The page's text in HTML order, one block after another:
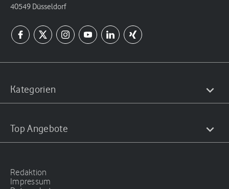
40549 Düsseldorf
Kategorien
Top Angebote
Redaktion
Impressum